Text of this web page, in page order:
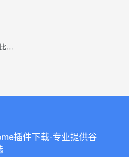
Avast SafePrice |比较、交易、优惠券
插件下载-专业提供谷